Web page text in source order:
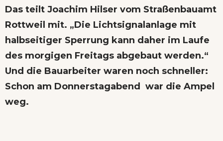
Das teilt Joachim Hilser vom Straßenbauamt
Rottweil mit. „Die Lichtsignalanlage mit
halbseitiger Sperrung kann daher im Laufe
des morgigen Freitags abgebaut werden.“
Und die Bauarbeiter waren noch schneller:
Schon am Donnerstagabend war die Ampel
weg.